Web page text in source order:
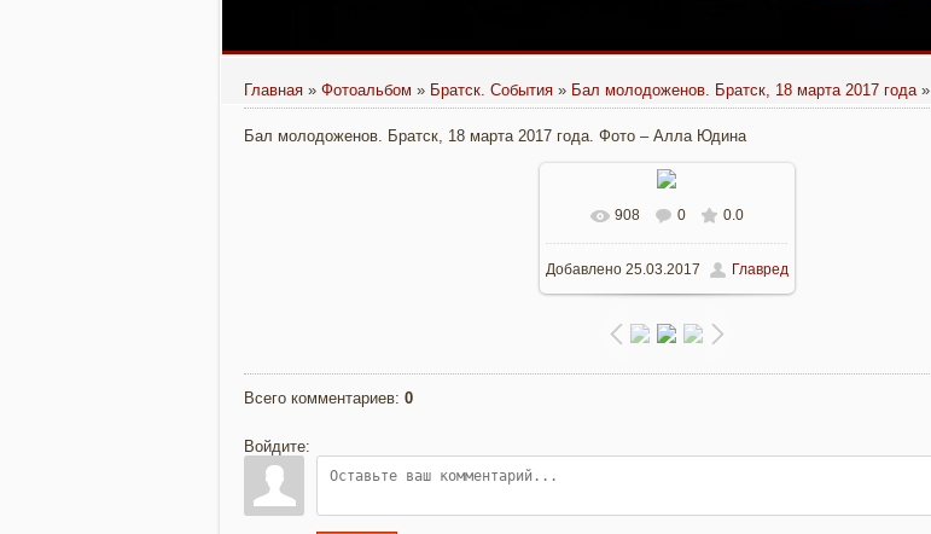
Главная » Фотоальбом » Братск. События » Бал молодоженов. Братск, 18 марта 2017 года»
Бал молодоженов. Братск, 18 марта 2017 года. Фото – Алла Юдина
В реальном размере
1280x853/ 228.7Kb
908 0 0.0
Добавлено25.03.2017 Главред
Всего комментариев: 0
Войдите: